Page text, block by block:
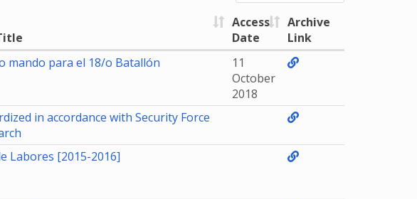
Access
Date
Archive
Link
mando para el 18/o Batallón
11
October
2018
in accordance with Security Force
Labores [2015-2016]